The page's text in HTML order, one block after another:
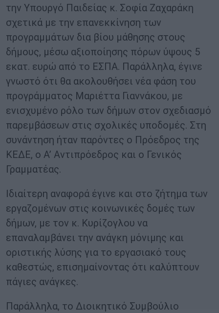
την Υπουργό Παιδείας κ. Σοφία Ζαχαράκη
σχετικά με την επανεκκίνηση των
προγραμμάτων δια βίου μάθησης στους
δήμους, μέσω αξιοποίησης πόρων ύψους 5
εκατ. ευρώ από το ΕΣΠΑ. Παράλληλα, έγινε
γνωστό ότι θα ακολουθήσει νέα φάση του
προγράμματος Μαριέττα Γιαννάκου, με
ενισχυμένο ρόλο των δήμων στον σχεδιασμό
παρεμβάσεων στις σχολικές υποδομές. Στη
συνάντηση ήταν παρόντες ο Πρόεδρος της
ΚΕΔΕ, ο Α’ Αντιπρόεδρος και ο Γενικός
Γραμματέας.
Ιδιαίτερη αναφορά έγινε και στο ζήτημα των
εργαζομένων στις κοινωνικές δομές των
δήμων, με τον κ. Κυρίζογλου να
επαναλαμβάνει την ανάγκη μόνιμης και
οριστικής λύσης για το εργασιακό τους
καθεστώς, επισημαίνοντας ότι καλύπτουν
πάγιες ανάγκες.
Παράλληλα, το Διοικητικό Συμβούλιο